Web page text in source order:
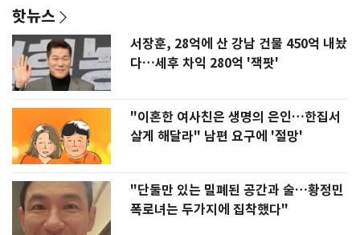
핫뉴스
서장훈, 28억에 산 강남 건물 450억 내놨
다…세후 차익 280억 '잭팟'
"이혼한 여사친은 생명의 은인…한집서
살게 해달라" 남편 요구에 '절망'
"단둘만 있는 밀폐된 공간과 술…황정민
폭로녀는 두가지에 집착했다"